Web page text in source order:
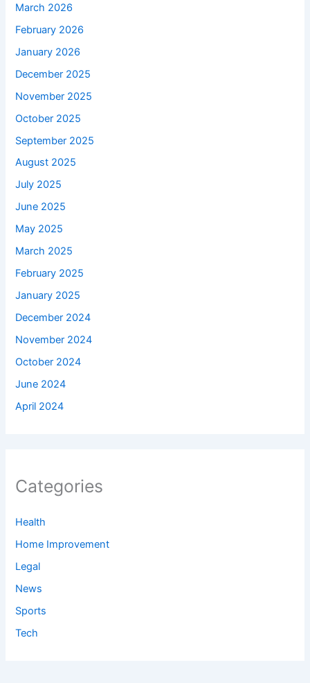
March 2026
February 2026
January 2026
December 2025
November 2025
October 2025
September 2025
August 2025
July 2025
June 2025
May 2025
March 2025
February 2025
January 2025
December 2024
November 2024
October 2024
June 2024
April 2024
Categories
Health
Home Improvement
Legal
News
Sports
Tech